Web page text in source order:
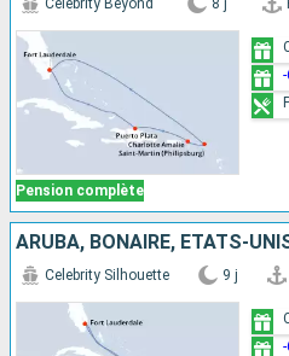
Pension complète
Celebrity Beyond 8 j
ARUBA, BONAIRE, ÉTATS-
Celebrity Silhouette 9 j